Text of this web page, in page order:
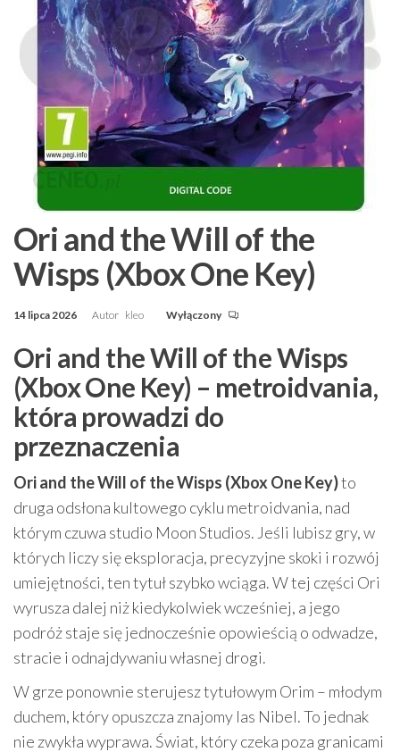
Ori and the Will of the
Wisps (Xbox One Key)
14 lipca 2026 Autor kleo Wyłączony
Ori and the Will of the Wisps
(Xbox One Key) – metroidvania,
która prowadzi do
przeznaczenia
Ori and the Will of the Wisps (Xbox One Key)to
druga odsłona kultowego cyklu metroidvania, nad
którym czuwa studio Moon Studios. Jeśli lubisz gry, w
których liczy się eksploracja, precyzyjne skoki i rozwój
umiejętności, ten tytuł szybko wciąga. W tej części Ori
wyrusza dalej niż kiedykolwiek wcześniej, a jego
podróż staje się jednocześnie opowieścią o odwadze,
stracie i odnajdywaniu własnej drogi.
W grze ponownie sterujesz tytułowym Orim – młodym
duchem, który opuszcza znajomy las Nibel. To jednak
nie zwykła wyprawa. Świat, który czeka poza granicami